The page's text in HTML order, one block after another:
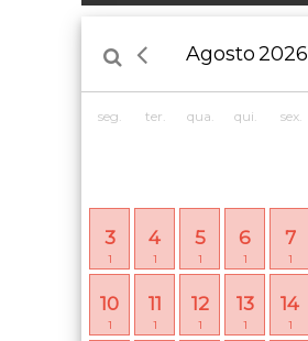
Agosto2026
seg. ter. qua. qui. sex.
3
1
4
1
5
1
6
1
7
1
10
1
11
1
12
1
13
1
14
1